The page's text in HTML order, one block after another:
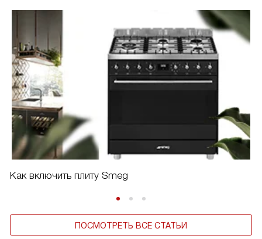
Как включить плиту Smeg
ПОСМОТРЕТЬ ВСЕ СТАТЬИ